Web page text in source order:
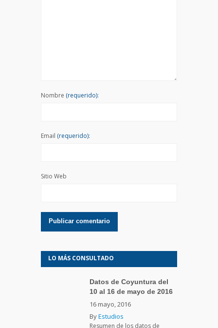
Nombre (requerido):
Email (requerido):
Sitio Web
LO MÁS CONSULTADO
Datos de Coyuntura del
10 al 16 de mayo de 2016
16 mayo, 2016
ByEstudios
Resumen de los datos de